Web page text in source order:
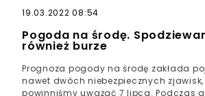
19.03.2022 08:54
Pogoda na środę.
również burze
Prognoza pogody na środę zakłada
nawet dwóch niebezpiecznych
powinniśmy uważać 7 lipca. Podczas